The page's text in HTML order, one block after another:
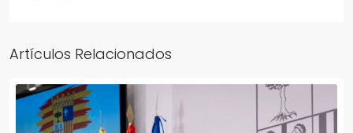
Artículos Relacionados